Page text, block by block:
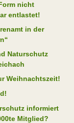
nicht
entlastet!
in der
Naturschutz
Weihnachtszeit!
informiert
Mitglied?